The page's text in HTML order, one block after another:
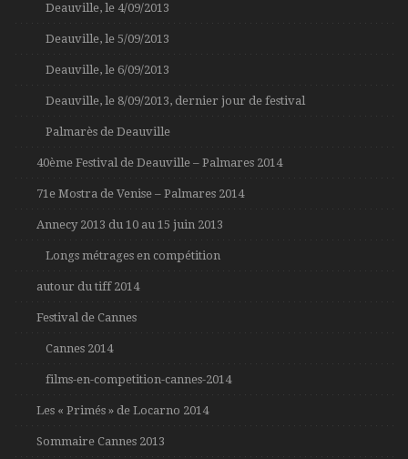
Deauville, le 4/09/2013
Deauville, le 5/09/2013
Deauville, le 6/09/2013
Deauville, le 8/09/2013, dernier jour de festival
Palmarès de Deauville
40ème Festival de Deauville – Palmares 2014
71e Mostra de Venise – Palmares 2014
Annecy 2013 du 10 au 15 juin 2013
Longs métrages en compétition
autour du tiff 2014
Festival de Cannes
Cannes 2014
films-en-competition-cannes-2014
Les « Primés » de Locarno 2014
Sommaire Cannes 2013